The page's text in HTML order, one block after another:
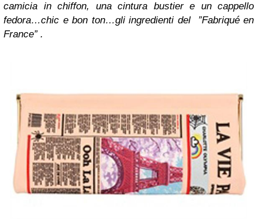
camicia in chiffon, una cintura bustier e un cappello
fedora…chic e bon ton…gli ingredienti del ”Fabriqué en
France” .